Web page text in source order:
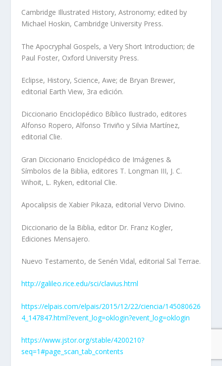
Cambridge Illustrated History, Astronomy; edited by
Michael Hoskin, Cambridge University Press.
The Apocryphal Gospels, a Very Short Introduction; de
Paul Foster, Oxford University Press.
Eclipse, History, Science, Awe; de Bryan Brewer,
editorial Earth View, 3ra edición.
Diccionario Enciclopédico Bíblico Ilustrado, editores
Alfonso Ropero, Alfonso Triviño y Silvia Martínez,
editorial Clie.
Gran Diccionario Enciclopédico de Imágenes &
Símbolos de la Biblia, editores T. Longman III, J. C.
Wihoit, L. Ryken, editorial Clie.
Apocalipsis de Xabier Pikaza, editorial Vervo Divino.
Diccionario de la Biblia, editor Dr. Franz Kogler,
Ediciones Mensajero.
Nuevo Testamento, de Senén Vidal, editorial Sal Terrae.
http://galileo.rice.edu/sci/clavius.html
https://elpais.com/elpais/2015/12/22/ciencia/145080626
4_147847.html?event_log=oklogin?event_log=oklogin
https://www.jstor.org/stable/4200210?
seq=1#page_scan_tab_contents